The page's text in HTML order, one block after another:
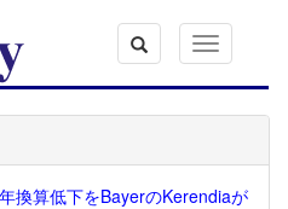
Toggle
navigation
換算低下をBayerのKerendiaが